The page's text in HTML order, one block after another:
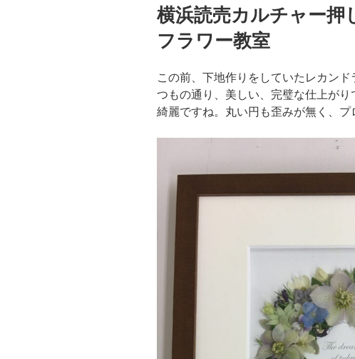
稿
日:
横浜読売カルチャー押
フラワー教室
この前、下地作りをしていたレカン
つもの通り、美しい、完璧な仕上が
綺麗ですね。丸い円も歪みが無く、プ